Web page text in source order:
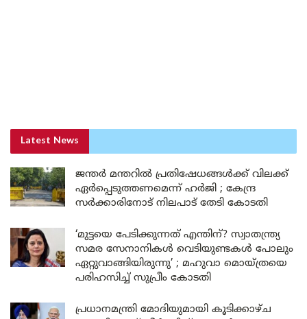
Latest News
ജന്തർ മന്തറിൽ പ്രതിഷേധങ്ങൾക്ക് വിലക്ക്
ഏർപ്പെടുത്തണമെന്ന് ഹർജി ; കേന്ദ്ര
സർക്കാരിനോട് നിലപാട് തേടി കോടതി
‘മുട്ടയെ പേടിക്കുന്നത് എന്തിന്? സ്വാതന്ത്ര്യ
സമര സേനാനികൾ വെടിയുണ്ടകൾ പോലും
ഏറ്റുവാങ്ങിയിരുന്നു’ ; മഹുവാ മൊയ്ത്രയെ
പരിഹസിച്ച് സുപ്രീം കോടതി
പ്രധാനമന്ത്രി മോദിയുമായി കൂടിക്കാഴ്ച